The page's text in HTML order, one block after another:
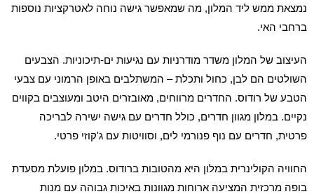
נמצאת ממש ליד המלון, מה שמאפשר גישה נוחה לאטרקציות נוספות
ברחבי האי.
העיצוב של המלון משדר מודרניות עם נגיעות ים-תיכוניות. הצבעים
השולטים הם לבן, כחול ותכלת – המשתלבים באופן הרמוני עם צבעי
הטבע של רודוס. החדרים מרווחים, מאובזרים היטב ומעוצבים בקווים
נקיים. במלון מגוון חדרים, כולל חדרים עם גישה ישירה לבריכה
פרטית, חדרים עם נוף פנורמי לים, וסוויטות עם ג'קוזי פרטי.
החוויה הקולינרית במלון היא מהטובות ברודוס. במלון פועלת מסעדת
בופה מרכזית המציעה ארוחות מגוונות באיכות גבוהה עם מנות